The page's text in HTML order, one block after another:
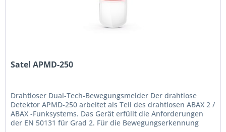
Satel APMD-250
Drahtloser Dual-Tech-Bewegungsmelder Der drahtlose
Detektor APMD-250 arbeitet als Teil des drahtlosen ABAX 2 /
ABAX -Funksystems. Das Gerät erfüllt die Anforderungen
der EN 50131 für Grad 2. Für die Bewegungserkennung